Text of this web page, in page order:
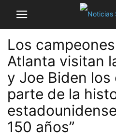
Los
Atlanta visitan
y Joe Biden los
parte de la
150 años”